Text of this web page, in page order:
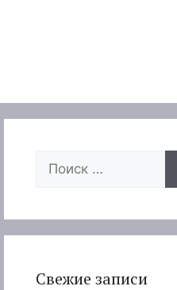
Поиск:
Свежие записи